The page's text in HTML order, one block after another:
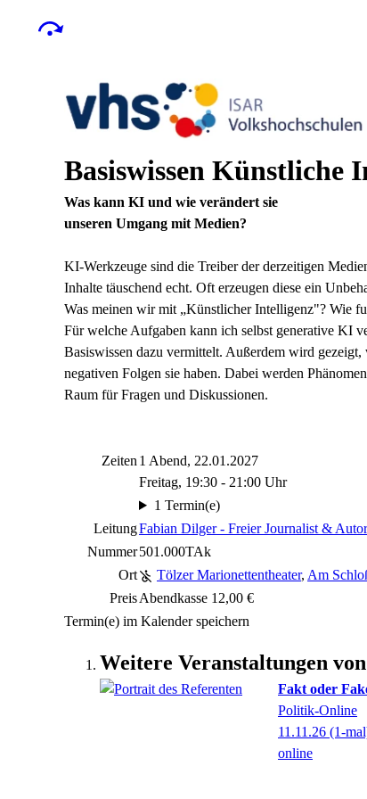
Basiswissen Künstliche
Was kann KI und wie verändert sie
unseren Umgang mit Medien?
KI-Werkzeuge sind die Treiber der derzeitigen
Inhalte täuschend echt. Oft erzeugen diese ein
Was meinen wir mit „Künstlicher Intelligenz"? Wie
Für welche Aufgaben kann ich selbst generative KI
Basiswissen dazu vermittelt. Außerdem wird
negativen Folgen sie haben. Dabei werden
Raum für Fragen und Diskussionen.
Zeiten 1 Abend, 22.01.2027
Freitag, 19:30 - 21:00 Uhr
1 Termin(e)
LeitungFabian Dilger - Freier Journalist & Autor
Nummer501.000TAk
Ort
Tölzer Marionettentheater, Am
PreisAbendkasse 12,00 €
Termin(e) im Kalender speichern
Weitere Veranstaltungen von
Fakt oder
Politik-Online
11.11.26 (1-
online